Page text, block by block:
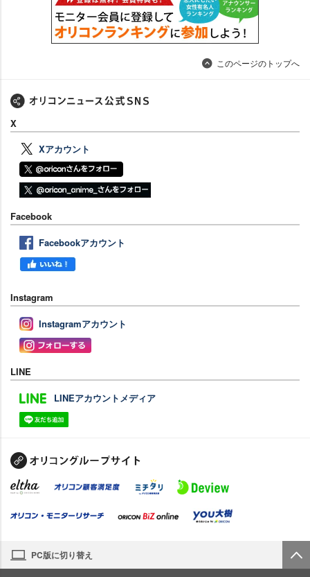
このページのトップへ
X
Xアカウント
Facebook
Facebookアカウント
Instagram
Instagramアカウント
LINE
LINEアカウントメディア
PC版に切り替え